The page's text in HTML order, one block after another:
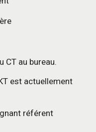
CT au bureau.
est actuellement
référent